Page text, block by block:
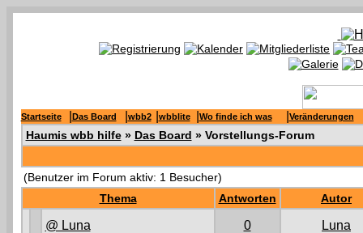
Startseite Das Board wbb2 wbblite Wo finde ich was Veränderungen
Haumis wbb hilfe» Das Board » Vorstellungs-Forum
(Benutzer im Forum aktiv: 1 Besucher)
Thema
Antworten Autor
@ Luna 0 Luna